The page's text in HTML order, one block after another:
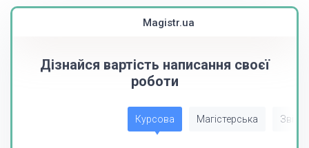
Magistr.ua
Дізнайся вартість написання своєї
роботи
Курсова Магістерська Звіт